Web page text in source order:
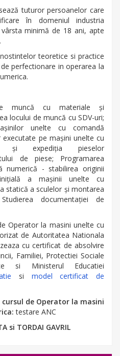
tuturor persoanelor care
în domeniul industria
minimă de 18 ani, apte
teoretice si practice
perfectionare in operarea la
muncă cu materiale şi
locului de muncă cu SDV-uri;
unelte cu comandă
pe maşini unelte cu
şi expediţia pieselor
de piese; Programarea
numerică - stabilirea originii
a maşinii unelte cu
statică a sculelor şi montarea
documentaţiei de
Operator la masini unelte cu
de Autoritatea Nationala
cu certificat de absolvire
Familiei, Protectiei Sociale
si Ministerul Educatiei
si model certificat de
de Operator la masini
testare ANC
si TORDAI GAVRIL